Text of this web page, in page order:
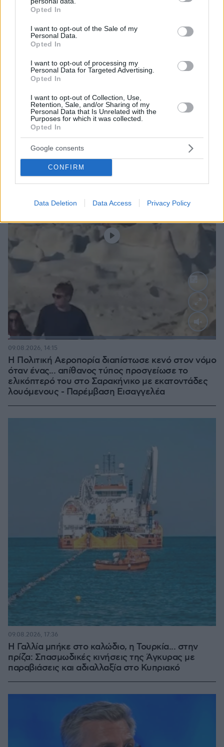
grant or deny consent to Google and its third-party tags to
use your data for below specified purposes in below Google
consent section.
Opted In
I want to opt-out of the Sale of my
Personal Data.
Opted In
I want to opt-out of processing my
Personal Data for Targeted Advertising.
Opted In
I want to opt-out of Collection, Use,
Retention, Sale, and/or Sharing of my
Personal Data that Is Unrelated with the
Purposes for which it was collected.
Opted In
Google consents
CONFIRM
Data Deletion Data Access Privacy Policy
27χρονη μετά από ανατροπή σκάφους κοντά στο Νησί
της Ελευθερίας, δείτε βίντεο
πριν 43 λεπτά
ΔΕΙΤΕ ΟΛΕΣ ΤΙΣ ΕΙΔΗΣΕΙΣ
ΤΑ ΠΙΟ ΔΗΜΟΦΙΛΗ
:
Η Πολιτική Αεροπορία διαπίστωσε κενό στον νόμο
όταν ένας... απίθανος τύπος προσγείωσε το
ελικόπτερό του στο Σαρακήνικο με εκατοντάδες
λουόμενους - Παρέμβαση Εισαγγελέα
09.08.2026, 14:15
Η Γαλλία μπήκε στο καλώδιο, η Τουρκία... στην
πρίζα: Σπασμωδικές κινήσεις της Άγκυρας με
παραβιάσεις και αδιαλλαξία στο Κυπριακό
09.08.2026, 17:36